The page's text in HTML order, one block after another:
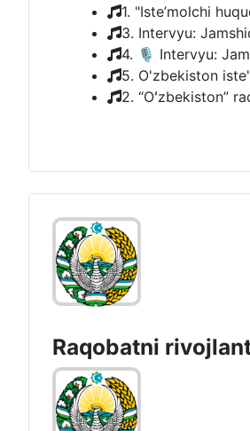
1. "Iste’molchi
3. Intervyu:
4. 🎙 Intervyu:
5. O'zbekiston
2. “Oʻzbekiston”
Raqobatni